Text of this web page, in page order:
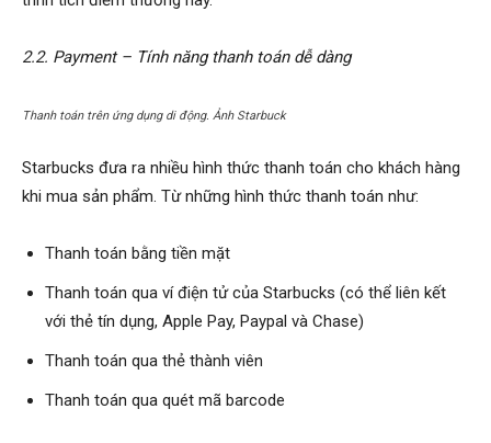
2.2. Payment – Tính năng thanh toán dễ dàng
Thanh toán trên ứng dụng di động. Ảnh Starbuck
Starbucks đưa ra nhiều hình thức thanh toán cho khách hàng
khi mua sản phẩm. Từ những hình thức thanh toán như:
Thanh toán bằng tiền mặt
Thanh toán qua ví điện tử của Starbucks (có thể liên kết
với thẻ tín dụng, Apple Pay, Paypal và Chase)
Thanh toán qua thẻ thành viên
Thanh toán qua quét mã barcode